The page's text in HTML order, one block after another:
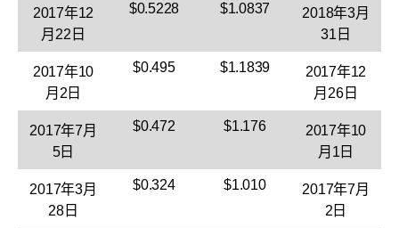
2017年12
月22日
$0.5228 $1.0837
2018年3月
31日
2017年10
月2日
$0.495 $1.1839
2017年12
月26日
2017年7月
5日
$0.472 $1.176
2017年10
月1日
2017年3月
28日
$0.324 $1.010
2017年7月
2日